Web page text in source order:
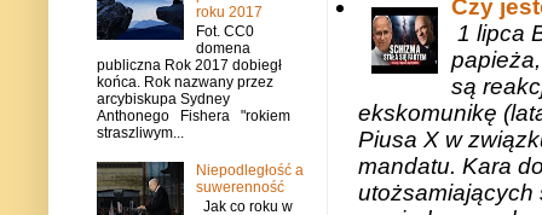
Czy
1 lipca
są
ekskomunikę
Piusa X w
mandatu. Kara
utożsamiających
roku 2017
Fot. CC0
domena
publiczna Rok 2017 dobiegł
końca. Rok nazwany przez
arcybiskupa Sydney
Anthonego Fishera "rokiem
straszliwym...
Niepodległość a
suwerenność
Jak co roku w